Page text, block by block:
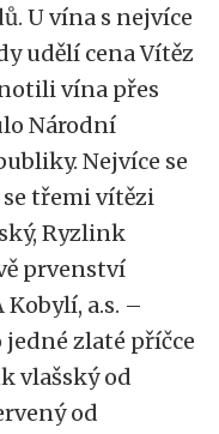
U vína s nejvíce
udělí cena Vítěz
vína přes
Národní
Nejvíce se
třemi vítězi
Ryzlink
prvenství
a.s. –
zlaté příčce
vlašský od
od